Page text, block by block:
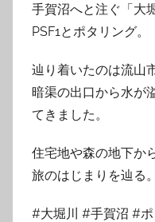
手賀沼へと注ぐ「大
PSF1とポタリング。
辿り着いたのは流山
暗渠の出口から水が
てきました。
住宅地や森の地下か
旅のはじまりを辿る。
#大堀川 #手賀沼 #